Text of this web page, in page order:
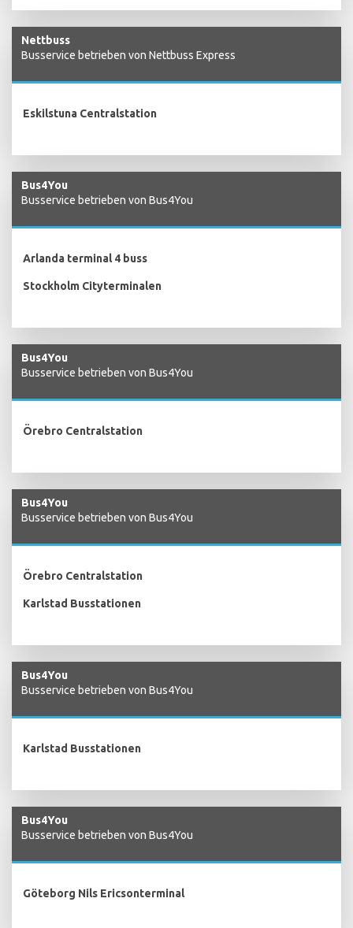
Nettbuss
Busservice betrieben von Nettbuss Express
Eskilstuna Centralstation
Bus4You
Busservice betrieben von Bus4You
Arlanda terminal 4 buss
Stockholm Cityterminalen
Bus4You
Busservice betrieben von Bus4You
Örebro Centralstation
Bus4You
Busservice betrieben von Bus4You
Örebro Centralstation
Karlstad Busstationen
Bus4You
Busservice betrieben von Bus4You
Karlstad Busstationen
Bus4You
Busservice betrieben von Bus4You
Göteborg Nils Ericsonterminal